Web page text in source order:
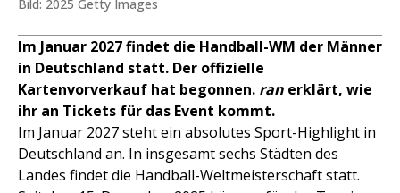
Bild: 2025 Getty Images
Im Januar 2027 findet die Handball-WM der Männer
in Deutschland statt. Der offizielle
Kartenvorverkauf hat begonnen. ran erklärt, wie
ihr an Tickets für das Event kommt.
Im Januar 2027 steht ein absolutes Sport-Highlight in
Deutschland an. In insgesamt sechs Städten des
Landes findet die Handball-Weltmeisterschaft statt.